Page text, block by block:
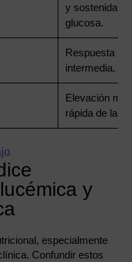
y sostenida
glucosa.
Respuesta
intermedia.
Elevación más
rápida de la
y
especialmente
Confundir estos